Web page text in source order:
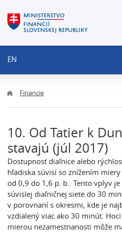
EN
Financie
10. Od Tatier k
stavajú (júl 2017)
Dostupnosť diaľnice alebo
hľadiska súvisí so znížením
od 0,9 do 1,6 p. b.. Tento vplyv
súvislej diaľničnej siete do 30
v porovnaní s okresmi, kde je
vzdialený viac ako 30 minút.
mierou nezamestnanosti môže